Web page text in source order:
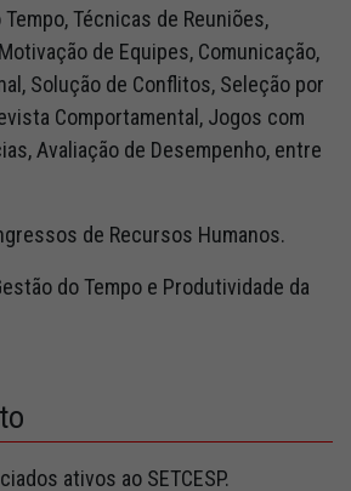
Técnicas de Reuniões,
de Equipes, Comunicação,
Solução de Conflitos, Seleção por
Comportamental, Jogos com
Avaliação de Desempenho, entre
de Recursos Humanos.
do Tempo e Produtividade da
ativos ao SETCESP.